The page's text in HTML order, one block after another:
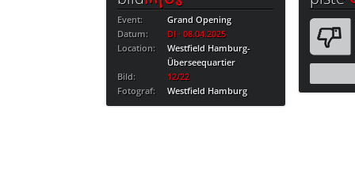
Event:
Grand Opening
Datum:
DI · 08.04.2025
Location:
Westfield Hamburg-
Überseequartier
Bild:
12/22
Fotograf:
Westfield Hamburg